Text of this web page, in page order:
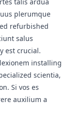
talis ardua
plerumque
refurbished
salus
est crucial.
installing
scientia,
Si vos es
auxilium a